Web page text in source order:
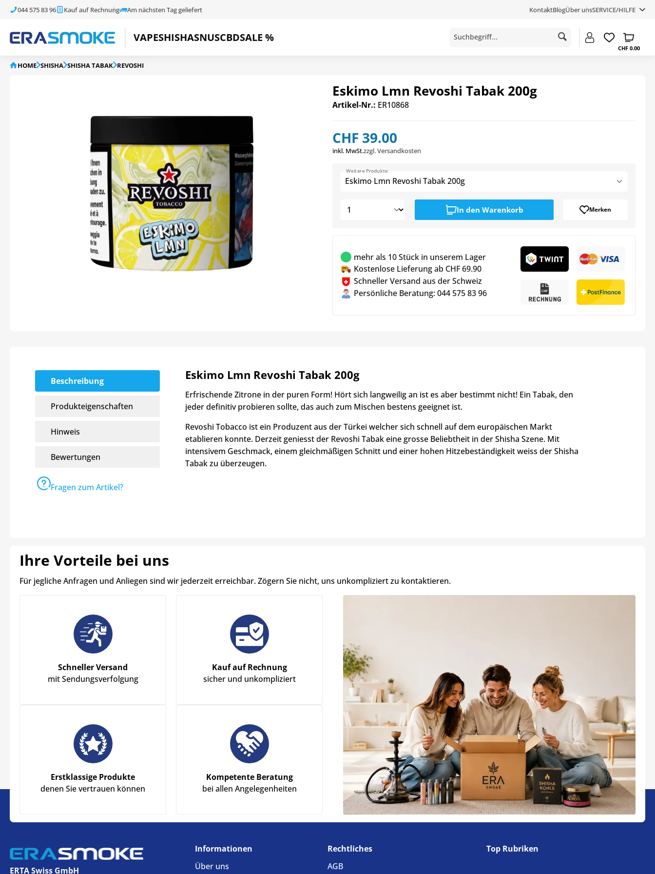
044 575 83 96 Kauf auf Rechnung Am nächsten Tag geliefert KontaktBlogÜber unsSERVICE/HILFE
VAPESHISHASNUSCBDSALE %
CHF 0.00
HOME SHISHA SHISHA TABAK REVOSHI
Eskimo Lmn Revoshi Tabak 200g
Artikel-Nr.: ER10868
CHF 39.00
inkl. MwSt.zzgl. Versandkosten
Eskimo Lmn Revoshi Tabak 200g
Weitere Produkte
In den Warenkorb Merken
mehr als 10 Stück in unserem Lager
Kostenlose Lieferung ab CHF 69.90
Schneller Versand aus der Schweiz
Persönliche Beratung: 044 575 83 96
Beschreibung
Produkteigenschaften
Hinweis
Bewertungen
Fragen zum Artikel?
Eskimo Lmn Revoshi Tabak 200g
Erfrischende Zitrone in der puren Form! Hört sich langweilig an ist es aber bestimmt nicht! Ein Tabak, den
jeder definitiv probieren sollte, das auch zum Mischen bestens geeignet ist.
Revoshi Tobacco ist ein Produzent aus der Türkei welcher sich schnell auf dem europäischen Markt
etablieren konnte. Derzeit geniesst der Revoshi Tabak eine grosse Beliebtheit in der Shisha Szene. Mit
intensivem Geschmack, einem gleichmäßigen Schnitt und einer hohen Hitzebeständigkeit weiss der Shisha
Tabak zu überzeugen.
Ihre Vorteile bei uns
Für jegliche Anfragen und Anliegen sind wir jederzeit erreichbar. Zögern Sie nicht, uns unkompliziert zu kontaktieren.
Schneller Versand
mit Sendungsverfolgung
Kauf auf Rechnung
sicher und unkompliziert
Erstklassige Produkte
denen Sie vertrauen können
Kompetente Beratung
bei allen Angelegenheiten
ERTA Swiss GmbH
Informationen
Über uns
Rechtliches
AGB
Top Rubriken